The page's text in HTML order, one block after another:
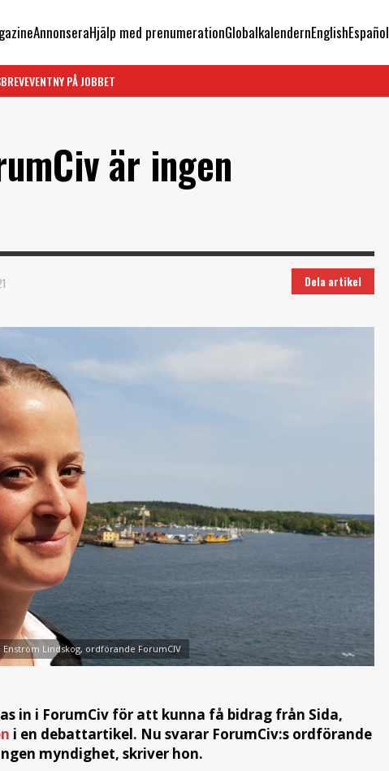
AnnonseraHjälp med prenumerationGlobalkalendernEnglishEspañol
EVENTNY PÅ JOBBET
är ingen
Dela artikel
Enström Lindskog, ordförande ForumCIV
in i ForumCiv för att kunna få bidrag från Sida,
i en debattartikel. Nu svarar ForumCiv:s ordförande
myndighet, skriver hon.